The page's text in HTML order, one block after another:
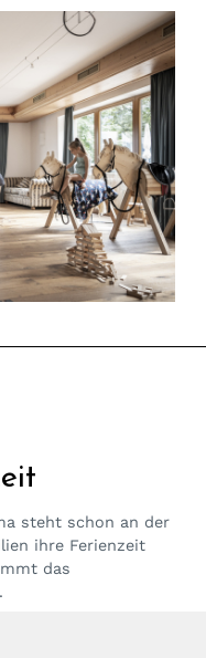
steht schon an der
ihre Ferienzeit
das